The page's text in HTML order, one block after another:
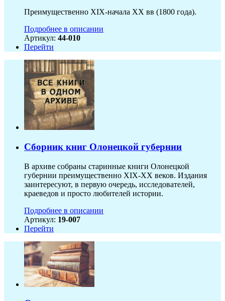
Преимущественно XIX-начала ХХ вв (1800 года).
Подробнее в описании
Артикул: 44-010
Перейти
Сборник книг Олонецкой губернии
В архиве собраны старинные книги Олонецкой
губернии преимущественно XIX-ХХ веков. Издания
заинтересуют, в первую очередь, исследователей,
краеведов и просто любителей истории.
Подробнее в описании
Артикул: 19-007
Перейти